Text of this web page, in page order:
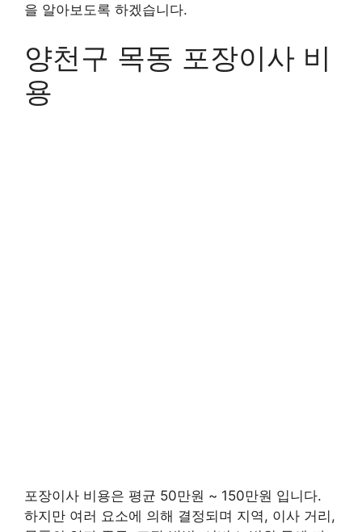
을 알아보도록 하겠습니다.
양천구 목동 포장이사 비
용
포장이사 비용은 평균 50만원 ~ 150만원 입니다.
하지만 여러 요소에 의해 결정되며 지역, 이사 거리,